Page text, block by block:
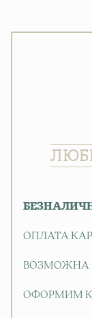
ОПЛАТА
ВОЗМОЖНА
ОФОРМИМ